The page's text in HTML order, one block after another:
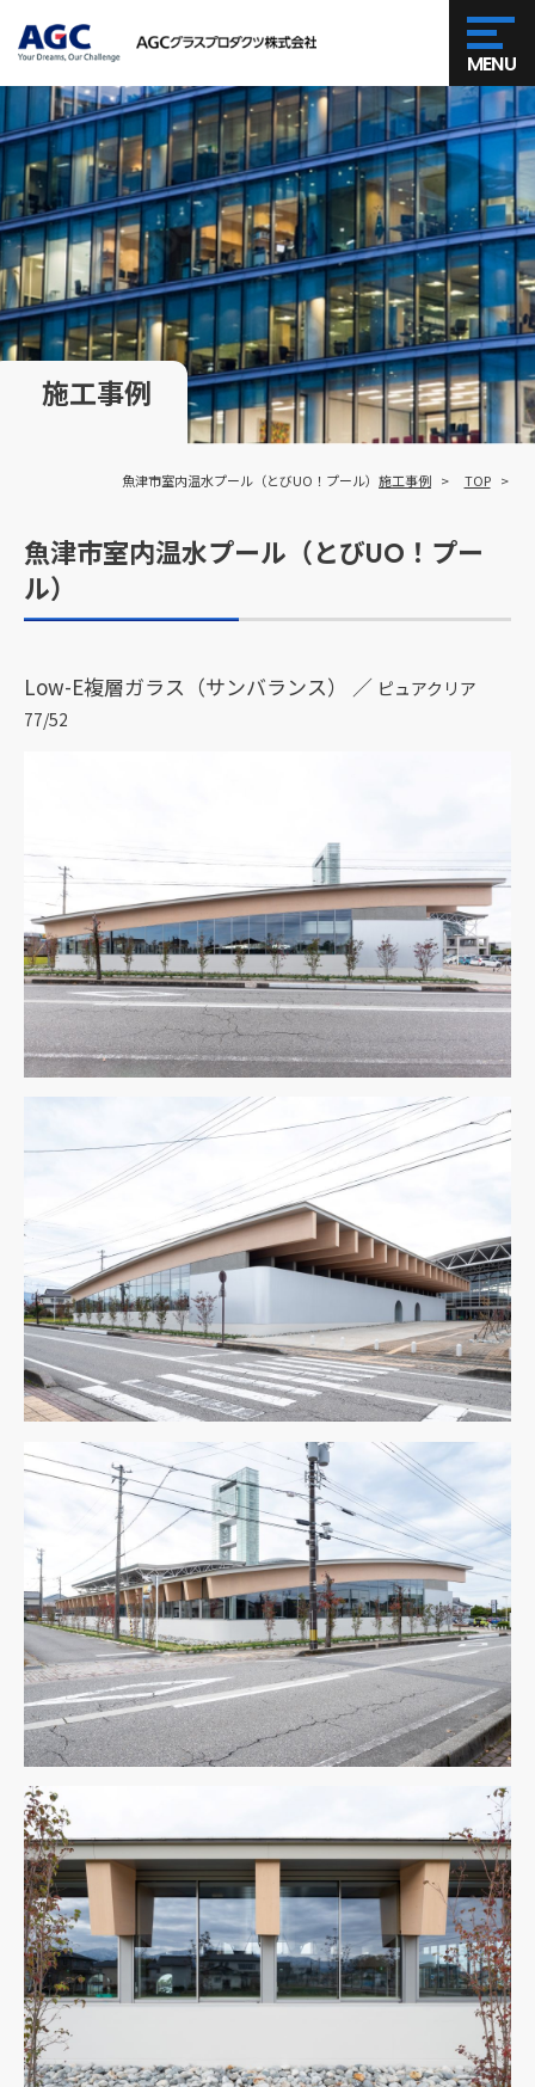
MENU
施工事例
TOP
施工事例
魚津市室内温水プール（とびUO！プール）
魚津市室内温水プール（とびUO！プー
ル）
Low-E複層ガラス（サンバランス） ／ ピュアクリア
77/52